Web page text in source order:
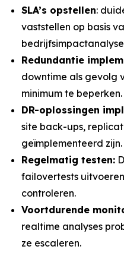
SLA’s opstellen:
vaststellen op basis
Redundantie
downtime als gevolg
minimum te beperken.
DR-oplossingen
site back-ups,
geïmplementeerd zijn.
Regelmatig testen:
failovertests
controleren.
Voortdurende
realtime analyses
ze escaleren.